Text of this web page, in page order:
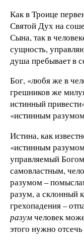
Как в Троице
Святой Дух на
Сына, так в
сущность,
душа пребывает в
Бог, «любя же в
грешников же
истинный
«истинным
Истина, как
«истинным
управляемый
самовластным,
разумом –
разум, а склонный
грехопадения –
разумчеловек
этого нужно